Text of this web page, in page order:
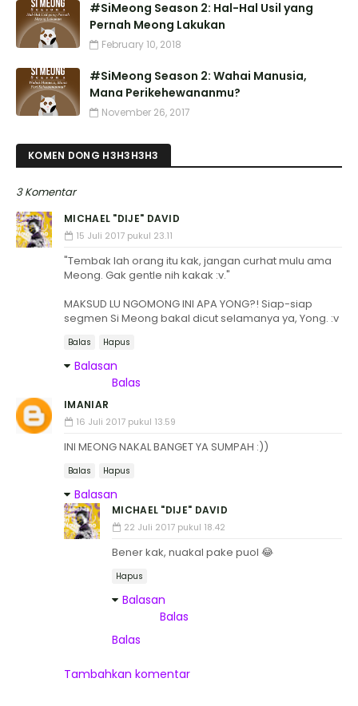
#SiMeong Season 2: Hal-Hal Usil yang
Pernah Meong Lakukan
February 10, 2018
#SiMeong Season 2: Wahai Manusia,
Mana Perikehewananmu?
November 26, 2017
KOMEN DONG H3H3H3H3
3 Komentar
MICHAEL "DIJE" DAVID
15 Juli 2017 pukul 23.11
"Tembak lah orang itu kak, jangan curhat mulu ama
Meong. Gak gentle nih kakak :v."
MAKSUD LU NGOMONG INI APA YONG?! Siap-siap
segmen Si Meong bakal dicut selamanya ya, Yong. :v
Balas Hapus
Balasan
Balas
IMANIAR
16 Juli 2017 pukul 13.59
INI MEONG NAKAL BANGET YA SUMPAH :))
Balas Hapus
Balasan
MICHAEL "DIJE" DAVID
22 Juli 2017 pukul 18.42
Bener kak, nuakal pake puol 😂
Hapus
Balasan
Balas
Balas
Tambahkan komentar